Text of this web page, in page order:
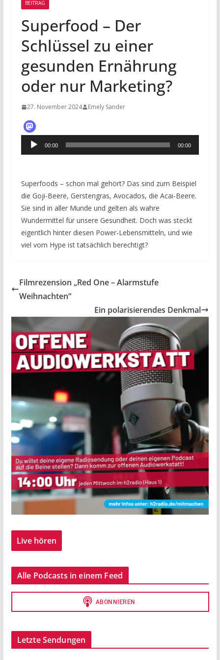
BEITRAG
Superfood – Der
Schlüssel zu einer
gesunden Ernährung
oder nur Marketing?
27. November 2024 Emely Sander
Audio-
Player
00:00 00:00
Superfoods – schon mal gehört? Das sind zum Beispiel
die Goji-Beere, Gerstengras, Avocados, die Acai-Beere.
Sie sind in aller Munde und gelten als wahre
Wundermittel für unsere Gesundheit. Doch was steckt
eigentlich hinter diesen Power-Lebensmitteln, und wie
viel vom Hype ist tatsächlich berechtigt?
Filmrezension „Red One – Alarmstufe
Weihnachten“
Ein polarisierendes Denkmal
Live hören
Alle Podcasts in einem Feed
Letzte Sendungen